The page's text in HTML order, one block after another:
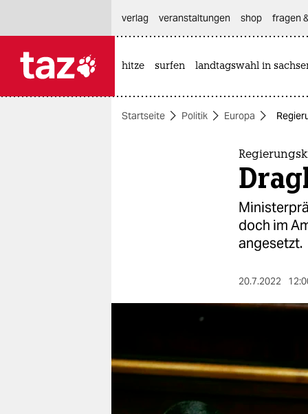
themen
wahrheit
verlag
veranstaltungen shop fragen
hitze surfen landtagswahl in
Startseite Politik Europa
doch im
angesetzt.
20.7.2022